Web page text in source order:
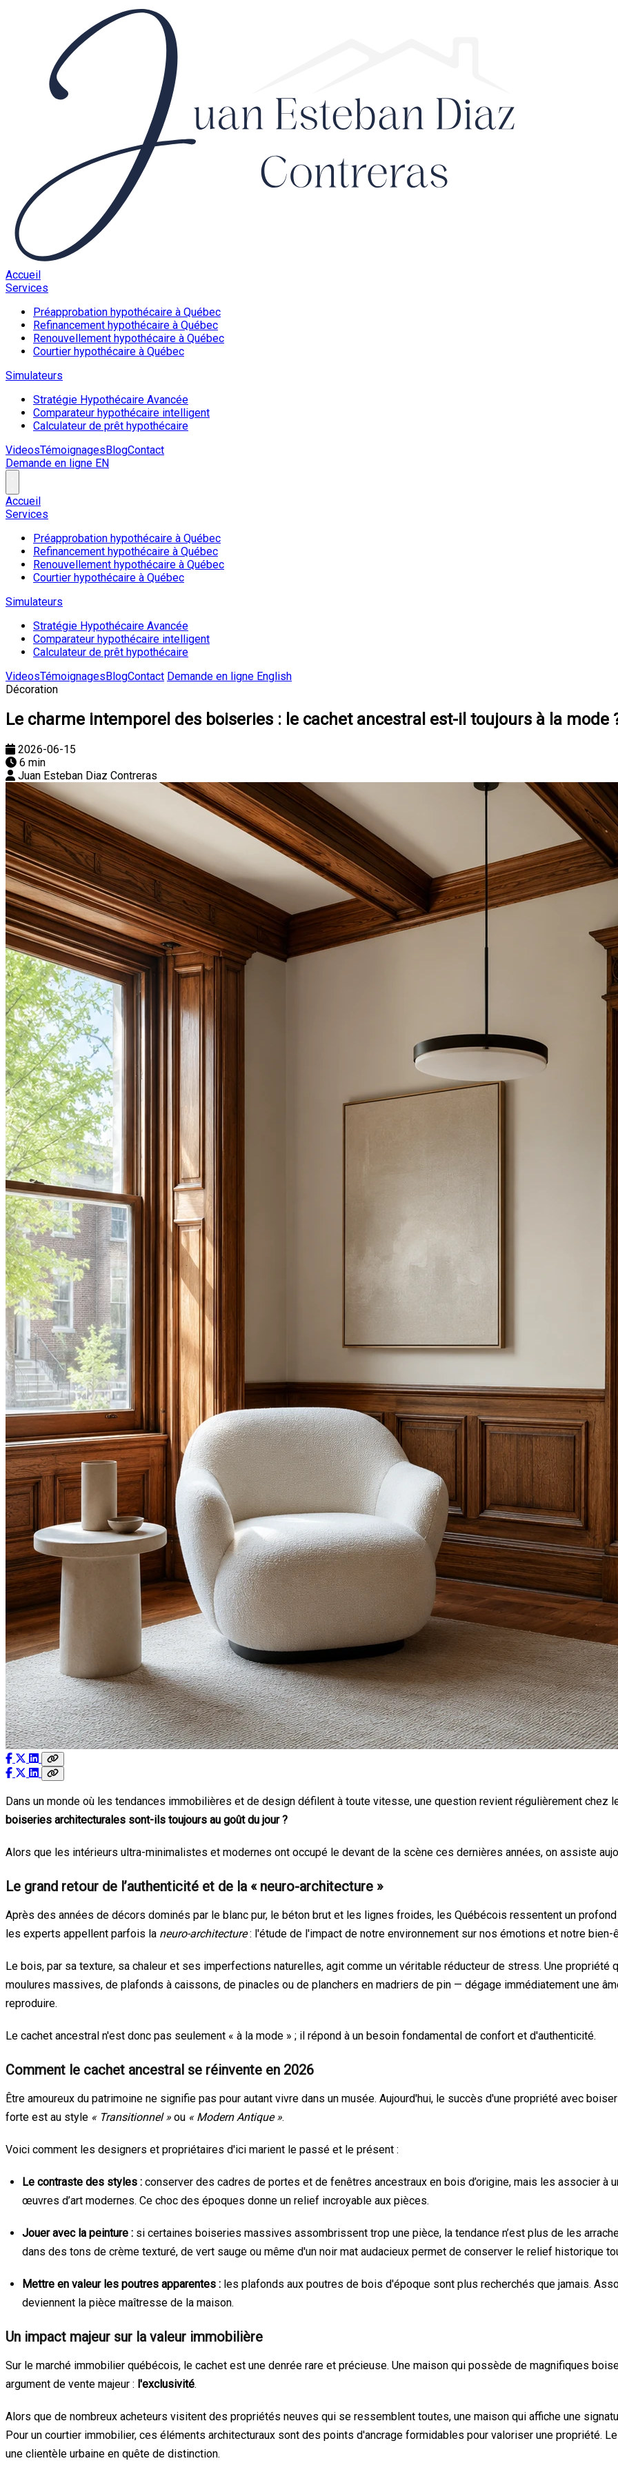
Accueil
Services
Préapprobation hypothécaire à Québec
Refinancement hypothécaire à Québec
Renouvellement hypothécaire à Québec
Courtier hypothécaire à Québec
Simulateurs
Stratégie Hypothécaire Avancée
Comparateur hypothécaire intelligent
Calculateur de prêt hypothécaire
VideosTémoignagesBlogContact
Demande en ligne EN
Accueil
Services
Préapprobation hypothécaire à Québec
Refinancement hypothécaire à Québec
Renouvellement hypothécaire à Québec
Courtier hypothécaire à Québec
Simulateurs
Stratégie Hypothécaire Avancée
Comparateur hypothécaire intelligent
Calculateur de prêt hypothécaire
VideosTémoignagesBlogContact Demande en ligne English
Décoration
Le charme intemporel des boiseries : le cachet ancestral est-il toujours à la mode
2026-06-15
6 min
Juan Esteban Diaz Contreras
Dans un monde où les tendances immobilières et de design défilent à toute vitesse, une question revient régulièrement chez
boiseries architecturales sont-ils toujours au goût du jour ?
Alors que les intérieurs ultra-minimalistes et modernes ont occupé le devant de la scène ces dernières années, on assiste
Le grand retour de l’authenticité et de la « neuro-architecture »
Après des années de décors dominés par le blanc pur, le béton brut et les lignes froides, les Québécois ressentent un
les experts appellent parfois la neuro-architecture: l'étude de l'impact de notre environnement sur nos émotions et notre bien-
Le bois, par sa texture, sa chaleur et ses imperfections naturelles, agit comme un véritable réducteur de stress. Une propriété
moulures massives, de plafonds à caissons, de pinacles ou de planchers en madriers de pin — dégage immédiatement une
reproduire.
Le cachet ancestral n'est donc pas seulement « à la mode » ; il répond à un besoin fondamental de confort et d'authenticité.
Comment le cachet ancestral se réinvente en 2026
Être amoureux du patrimoine ne signifie pas pour autant vivre dans un musée. Aujourd'hui, le succès d'une propriété avec
forte est au style « Transitionnel » ou « Modern Antique ».
Voici comment les designers et propriétaires d'ici marient le passé et le présent :
Le contraste des styles : conserver des cadres de portes et de fenêtres ancestraux en bois d’origine, mais les associer à
œuvres d’art modernes. Ce choc des époques donne un relief incroyable aux pièces.
Jouer avec la peinture : si certaines boiseries massives assombrissent trop une pièce, la tendance n’est plus de les
dans des tons de crème texturé, de vert sauge ou même d'un noir mat audacieux permet de conserver le relief historique
Mettre en valeur les poutres apparentes : les plafonds aux poutres de bois d'époque sont plus recherchés que jamais.
deviennent la pièce maîtresse de la maison.
Un impact majeur sur la valeur immobilière
Sur le marché immobilier québécois, le cachet est une denrée rare et précieuse. Une maison qui possède de magnifiques
argument de vente majeur : l'exclusivité.
Alors que de nombreux acheteurs visitent des propriétés neuves qui se ressemblent toutes, une maison qui affiche une
Pour un courtier immobilier, ces éléments architecturaux sont des points d'ancrage formidables pour valoriser une propriété.
une clientèle urbaine en quête de distinction.